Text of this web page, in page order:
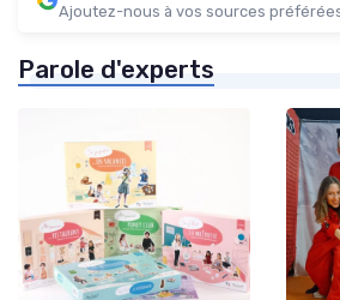
Ajoutez-nous à vos sources
Parole d'experts